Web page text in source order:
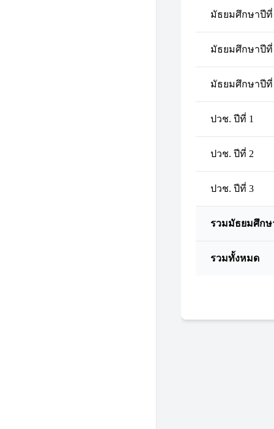
มัธยมศึกษาปีที่
มัธยมศึกษาปีที่
มัธยมศึกษาปีที่
ปวช. ปีที่ 1
ปวช. ปีที่ 2
ปวช. ปีที่ 3
รวมมัธยมศึกษ
รวมทั้งหมด